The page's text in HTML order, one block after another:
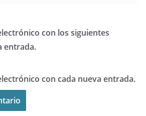
con los siguientes
entrada.
con cada nueva entrada.